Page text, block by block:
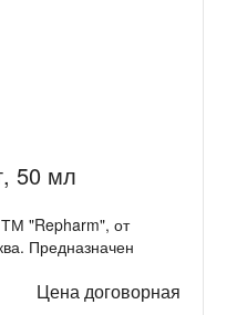
50 мл
"Repharm", от
Предназначен
Цена договорная